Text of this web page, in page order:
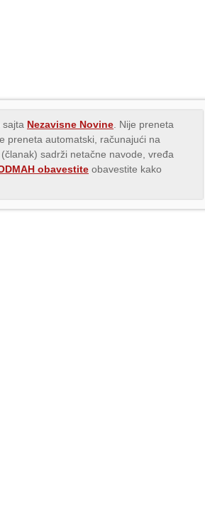
Nezavisne Novine . Nije preneta
preneta automatski, računajući na
(članak) sadrži netačne navode, vređa
obavestite obavestite kako